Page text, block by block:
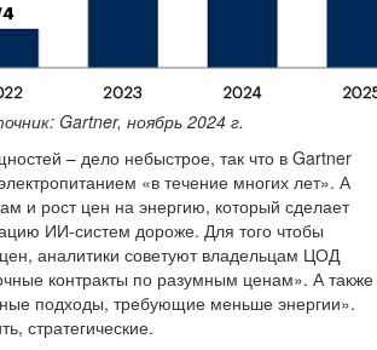
Gartner, ноябрь 2024 г.
– дело небыстрое, так что в Gartner
«в течение многих лет». А
и рост цен на энергию, который сделает
ИИ-систем дороже. Для того чтобы
аналитики советуют владельцам ЦОД
контракты по разумным ценам». А также
подходы, требующие меньше энергии».
стратегические.